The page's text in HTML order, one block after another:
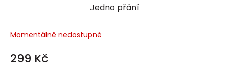
Jedno přání
Momentálně nedostupné
299 Kč